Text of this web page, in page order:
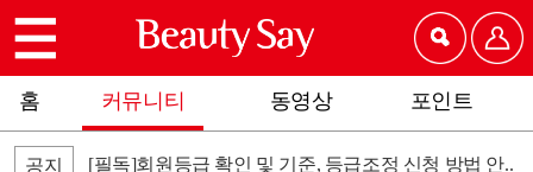
홈 커뮤니티 동영상 포인트
공지 [필독]회원등급 확인 및 기준, 등급조정 신청 방법 안..